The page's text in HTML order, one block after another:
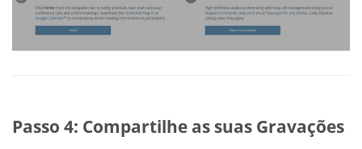
Passo 4: Compartilhe as suas Gravações